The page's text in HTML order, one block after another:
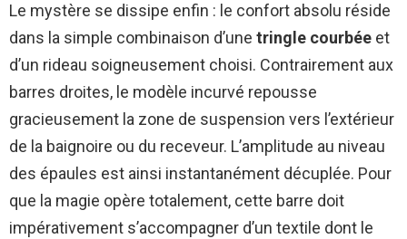
Le mystère se dissipe enfin : le confort absolu réside
dans la simple combinaison d’une tringle courbée et
d’un rideau soigneusement choisi. Contrairement aux
barres droites, le modèle incurvé repousse
gracieusement la zone de suspension vers l’extérieur
de la baignoire ou du receveur. L’amplitude au niveau
des épaules est ainsi instantanément décuplée. Pour
que la magie opère totalement, cette barre doit
impérativement s’accompagner d’un textile dont le